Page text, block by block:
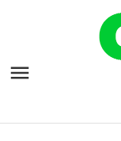
